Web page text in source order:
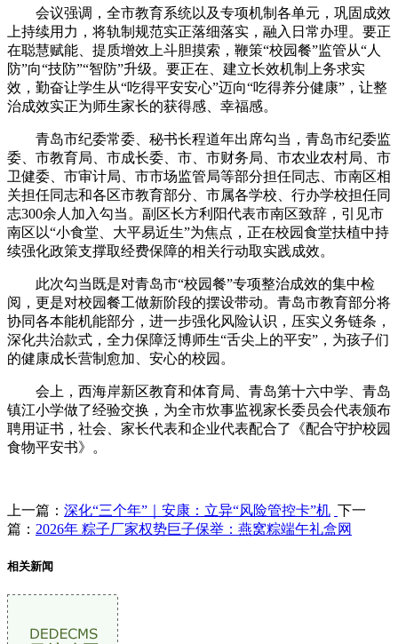
会议强调，全市教育系统以及专项机制各单元，巩固成效
上持续用力，将轨制规范实正落细落实，融入日常办理。要正
在聪慧赋能、提质增效上斗胆摸索，鞭策“校园餐”监管从“人
防”向“技防”“智防”升级。要正在、建立长效机制上务求实
效，勤奋让学生从“吃得平安安心”迈向“吃得养分健康”，让整
治成效实正为师生家长的获得感、幸福感。
青岛市纪委常委、秘书长程道年出席勾当，青岛市纪委监
委、市教育局、市成长委、市、市财务局、市农业农村局、市
卫健委、市审计局、市市场监管局等部分担任同志、市南区相
关担任同志和各区市教育部分、市属各学校、行办学校担任同
志300余人加入勾当。副区长方利阳代表市南区致辞，引见市
南区以“小食堂、大平易近生”为焦点，正在校园食堂扶植中持
续强化政策支撑取经费保障的相关行动取实践成效。
此次勾当既是对青岛市“校园餐”专项整治成效的集中检
阅，更是对校园餐工做新阶段的摆设带动。青岛市教育部分将
协同各本能机能部分，进一步强化风险认识，压实义务链条，
深化共治款式，全力保障泛博师生“舌尖上的平安”，为孩子们
的健康成长营制愈加、安心的校园。
会上，西海岸新区教育和体育局、青岛第十六中学、青岛
镇江小学做了经验交换，为全市炊事监视家长委员会代表颁布
聘用证书，社会、家长代表和企业代表配合了《配合守护校园
食物平安书》。
上一篇： 深化“三个年”｜安康：立异“风险管控卡”机 下一
篇： 2026年 粽子厂家权势巨子保举：燕窝粽端午礼盒网
相关新闻